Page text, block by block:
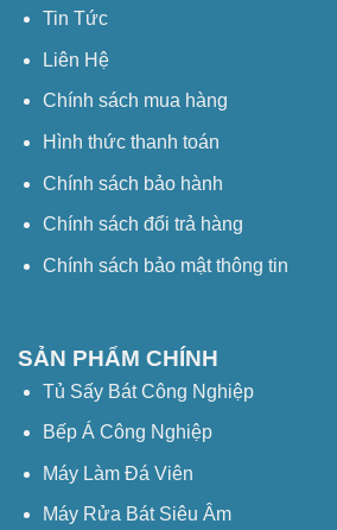
Tin Tức
Liên Hệ
Chính sách mua hàng
Hình thức thanh toán
Chính sách bảo hành
Chính sách đổi trả hàng
Chính sách bảo mật thông tin
SẢN PHẨM CHÍNH
Tủ Sấy Bát Công Nghiệp
Bếp Á Công Nghiệp
Máy Làm Đá Viên
Máy Rửa Bát Siêu Âm